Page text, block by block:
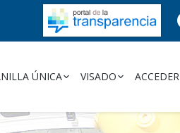
ÚNICA VISADO ACCEDER